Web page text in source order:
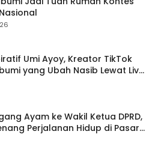
Umi Ayoy, Kreator TikTok
yang Ubah Nasib Lewat Live
Ayam ke Wakil Ketua DPRD,
Perjalanan Hidup di Pasar